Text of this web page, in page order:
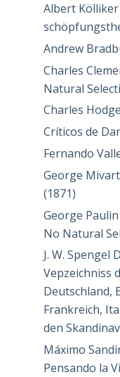
Albert
Andrew
Charles
Natural
Charles
Críticos de
Fernando
George
(1871)
George
No Natural
J. W. Spengel
Vepzeichniss
Deutschland,
Frankreich,
den
Máximo
Pensando la